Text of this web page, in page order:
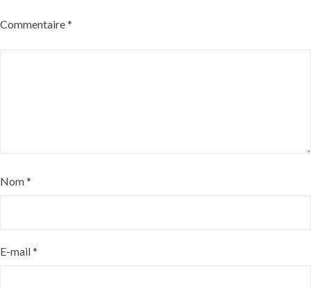
Commentaire*
Nom*
E-mail*